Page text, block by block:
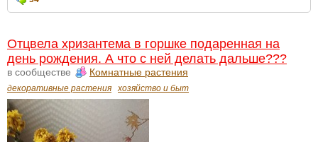
Отцвела хризантема в горшке подаренная на
день рождения. А что с ней делать дальше???
в сообществе Комнатные растения
декоративные растения хозяйство и быт